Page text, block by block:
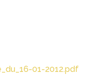
01-2012.pdf